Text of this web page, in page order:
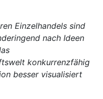
Einzelhandels sind
nach Ideen
konkurrenzfähig
besser visualisiert